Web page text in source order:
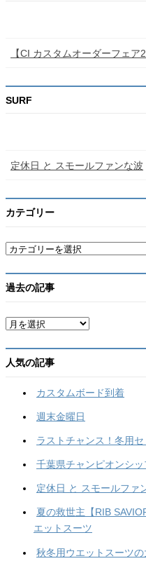
【CI カスタムオーダーフェア
SURF
定休日 と スモールファンな波
カテゴリー
カ
テ
リ
ー
過去の記事
ア
ー
イ
ブ
人気の記事
カスタムボード到着
週末金曜日
ラストチャンス！冬用
千葉県チャンピオンシ
定休日 と スモールファ
夏の救世主【RIB
エットスーツ
秋冬用ウエットスーツ